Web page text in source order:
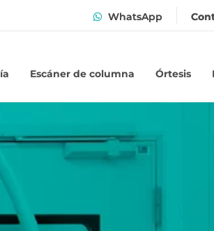
WhatsApp
Escáner de columna Órtesis